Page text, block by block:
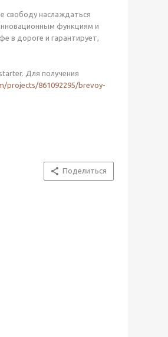
свободу наслаждаться
функциям и
в дороге и гарантирует,
Для получения
projects/861092295/brevoy-
Поделиться